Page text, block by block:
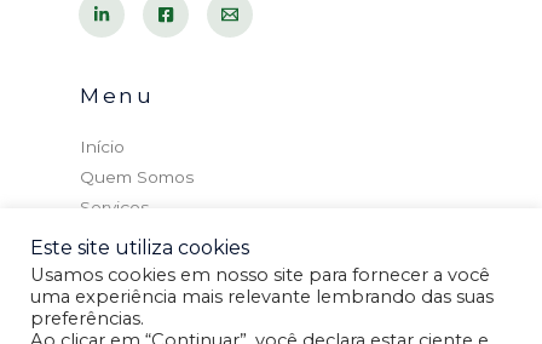
Menu
Início
Quem Somos
Serviços
Cursos
Blog
Contato
Este site utiliza cookies
Usamos cookies em nosso site para fornecer a você
uma experiência mais relevante lembrando das suas
preferências.